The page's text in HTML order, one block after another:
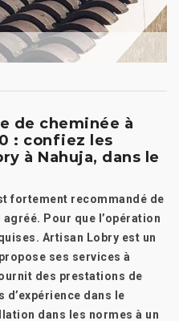
de cheminée à
: confiez les
à Nahuja, dans le
fortement recommandé de
Pour que l’opération
Artisan Lobry est un
ses services à
des prestations de
d’expérience dans le
dans les normes à un